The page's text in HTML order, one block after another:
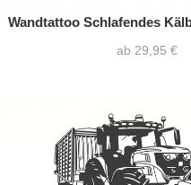
Wandtattoo Schlafendes
ab 29,95 €